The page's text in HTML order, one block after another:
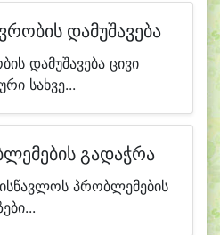
დამუშავება
დამუშავება ცივი
სახვე...
გადაჭრა
პრობლემების